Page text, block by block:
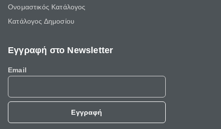
Ονομαστικός Κατάλογος
Κατάλογος Δημοσίου
Εγγραφή στο Newsletter
Email
Εγγραφή